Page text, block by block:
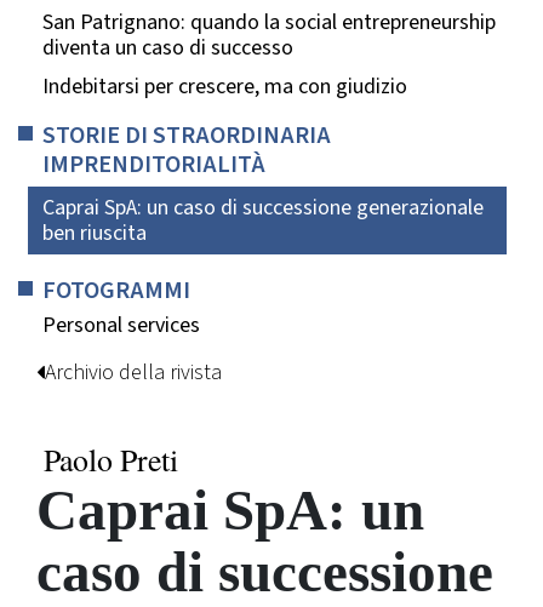
San Patrignano: quando la social entrepreneurship
diventa un caso di successo
Indebitarsi per crescere, ma con giudizio
STORIE DI STRAORDINARIA
IMPRENDITORIALITÀ
Caprai SpA: un caso di successione generazionale
ben riuscita
FOTOGRAMMI
Personal services
Archivio della rivista
Paolo Preti
Caprai SpA: un
caso di successione